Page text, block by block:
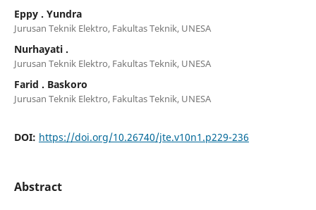
Eppy . Yundra
Jurusan Teknik Elektro, Fakultas Teknik, UNESA
Nurhayati .
Jurusan Teknik Elektro, Fakultas Teknik, UNESA
Farid . Baskoro
Jurusan Teknik Elektro, Fakultas Teknik, UNESA
DOI: https://doi.org/10.26740/jte.v10n1.p229-236
Abstract